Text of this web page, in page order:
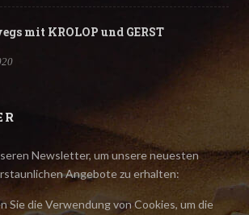
mit KROLOP und GERST
Newsletter, um unsere neuesten
Angebote zu erhalten:
Sie die Verwendung von Cookies, um die